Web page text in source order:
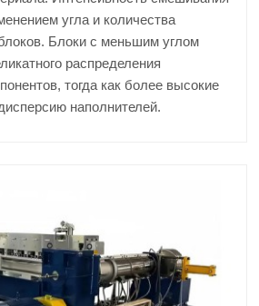
угла и количества
Блоки с меньшим углом
распределения
тогда как более высокие
наполнителей.